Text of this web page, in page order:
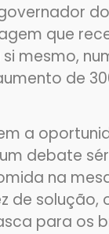
que
mesmo,
de
a
debate
na
de solução,
para os